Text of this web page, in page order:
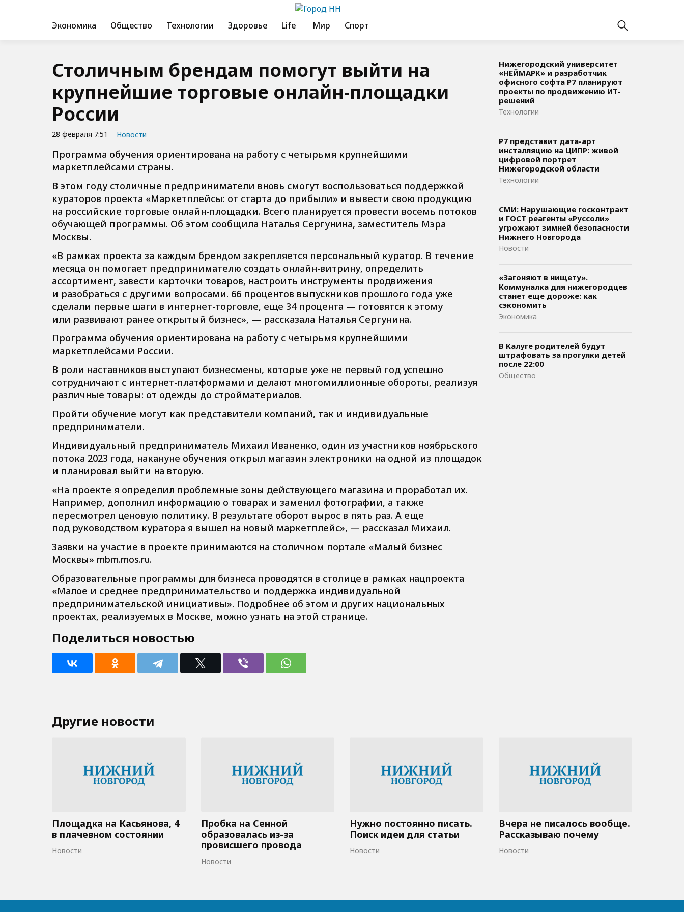
Экономика Общество Технологии Здоровье Life Мир Спорт
Столичным брендам помогут выйти на
крупнейшие торговые онлайн-площадки
России
28 февраля 7:51 Новости
Программа обучения ориентирована на работу с четырьмя крупнейшими
маркетплейсами страны.
В этом году столичные предприниматели вновь смогут воспользоваться поддержкой
кураторов проекта «Маркетплейсы: от старта до прибыли» и вывести свою продукцию
на российские торговые онлайн-площадки. Всего планируется провести восемь потоков
обучающей программы. Об этом сообщила Наталья Сергунина, заместитель Мэра
Москвы.
«В рамках проекта за каждым брендом закрепляется персональный куратор. В течение
месяца он помогает предпринимателю создать онлайн-витрину, определить
ассортимент, завести карточки товаров, настроить инструменты продвижения
и разобраться с другими вопросами. 66 процентов выпускников прошлого года уже
сделали первые шаги в интернет-торговле, еще 34 процента — готовятся к этому
или развивают ранее открытый бизнес», — рассказала Наталья Сергунина.
Программа обучения ориентирована на работу с четырьмя крупнейшими
маркетплейсами России.
В роли наставников выступают бизнесмены, которые уже не первый год успешно
сотрудничают с интернет-платформами и делают многомиллионные обороты, реализуя
различные товары: от одежды до стройматериалов.
Пройти обучение могут как представители компаний, так и индивидуальные
предприниматели.
Индивидуальный предприниматель Михаил Иваненко, один из участников ноябрьского
потока 2023 года, накануне обучения открыл магазин электроники на одной из площадок
и планировал выйти на вторую.
«На проекте я определил проблемные зоны действующего магазина и проработал их.
Например, дополнил информацию о товарах и заменил фотографии, а также
пересмотрел ценовую политику. В результате оборот вырос в пять раз. А еще
под руководством куратора я вышел на новый маркетплейс», — рассказал Михаил.
Заявки на участие в проекте принимаются на столичном портале «Малый бизнес
Москвы» mbm.mos.ru.
Образовательные программы для бизнеса проводятся в столице в рамках нацпроекта
«Малое и среднее предпринимательство и поддержка индивидуальной
предпринимательской инициативы». Подробнее об этом и других национальных
проектах, реализуемых в Москве, можно узнать на этой странице.
Поделиться новостью
Нижегородский университет
«НЕЙМАРК» и разработчик
офисного софта P7 планируют
проекты по продвижению ИТ-
решений
Технологии
Р7 представит дата-арт
инсталляцию на ЦИПР: живой
цифровой портрет
Нижегородской области
Технологии
СМИ: Нарушающие госконтракт
и ГОСТ реагенты «Руссоли»
угрожают зимней безопасности
Нижнего Новгорода
Новости
«Загоняют в нищету».
Коммуналка для нижегородцев
станет еще дороже: как
сэкономить
Экономика
В Калуге родителей будут
штрафовать за прогулки детей
после 22:00
Общество
Другие новости
Площадка на Касьянова, 4
в плачевном состоянии
Новости
Пробка на Сенной
образовалась из-за
провисшего провода
Новости
Нужно постоянно писать.
Поиск идеи для статьи
Новости
Вчера не писалось вообще.
Рассказываю почему
Новости